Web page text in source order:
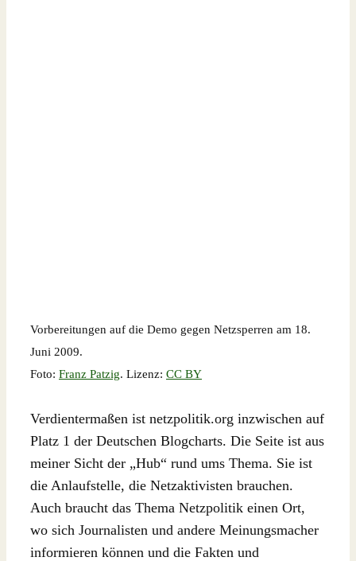
Vorbereitungen auf die Demo gegen Netzsperren am 18.
Juni 2009.
Foto: Franz Patzig. Lizenz: CC BY
Verdientermaßen ist netzpolitik.org inzwischen auf
Platz 1 der Deutschen Blogcharts. Die Seite ist aus
meiner Sicht der „Hub“ rund ums Thema. Sie ist
die Anlaufstelle, die Netzaktivisten brauchen.
Auch braucht das Thema Netzpolitik einen Ort,
wo sich Journalisten und andere Meinungsmacher
informieren können und die Fakten und